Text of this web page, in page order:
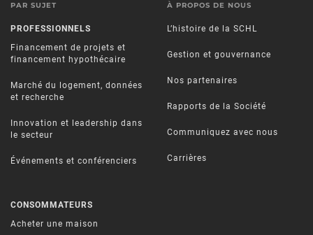
PAR SUJET
PROFESSIONNELS
Financement de projets et
financement hypothécaire
Marché du logement, données
et recherche
Innovation et leadership dans
le secteur
Événements et conférenciers
CONSOMMATEURS
Acheter une maison
À PROPOS DE NOUS
L’histoire de la SCHL
Gestion et gouvernance
Nos partenaires
Rapports de la Société
Communiquez avec nous
Carrières